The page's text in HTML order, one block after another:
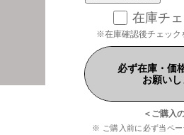
在庫チ
※在庫確認後チェック
必ず在庫・価
お願いし
＜ご購入
ご購入前に必ず当ペ